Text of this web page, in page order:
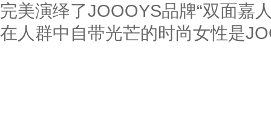
完美演绎了JOOOYS品牌“双面嘉
在人群中自带光芒的时尚女性是